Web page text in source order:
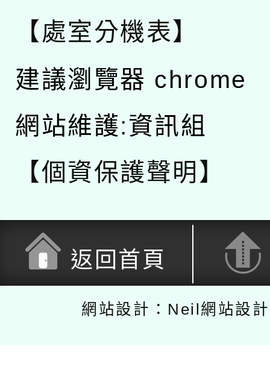
【處室分機表】
建議瀏覽器 chrome
網站維護:資訊組
【個資保護聲明】
返回首頁
網站設計：Neil網站設